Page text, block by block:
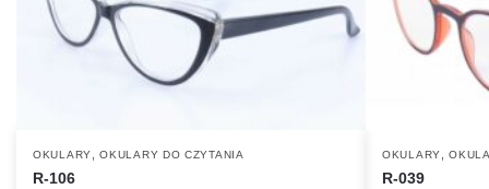
OKULARY ,OKULARY DO CZYTANIA
R-106
OKULARY ,
R-039